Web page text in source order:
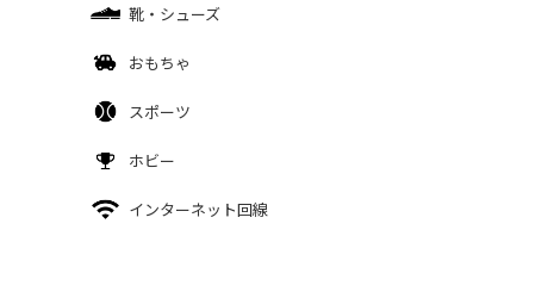
靴・シューズ
おもちゃ
スポーツ
ホビー
インターネット回線